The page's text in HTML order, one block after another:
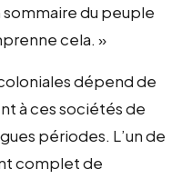
du peuple
cela. »
dépend de
à ces sociétés de
périodes. L’un de
complet de